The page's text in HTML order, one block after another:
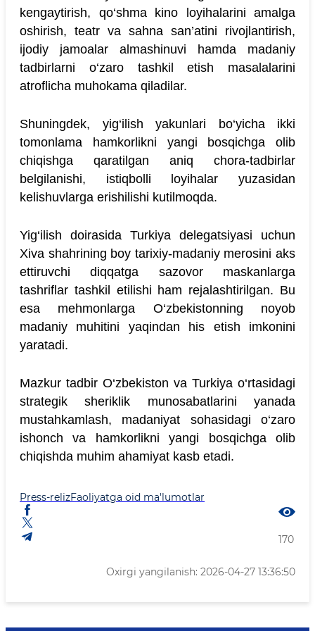
kengaytirish, qo‘shma kino loyihalarini amalga
oshirish, teatr va sahna san’atini rivojlantirish,
ijodiy jamoalar almashinuvi hamda madaniy
tadbirlarni o‘zaro tashkil etish masalalarini
atroflicha muhokama qiladilar.
Shuningdek, yig‘ilish yakunlari bo‘yicha ikki
tomonlama hamkorlikni yangi bosqichga olib
chiqishga qaratilgan aniq chora-tadbirlar
belgilanishi, istiqbolli loyihalar yuzasidan
kelishuvlarga erishilishi kutilmoqda.
Yig‘ilish doirasida Turkiya delegatsiyasi uchun
Xiva shahrining boy tarixiy-madaniy merosini aks
ettiruvchi diqqatga sazovor maskanlarga
tashriflar tashkil etilishi ham rejalashtirilgan. Bu
esa mehmonlarga O‘zbekistonning noyob
madaniy muhitini yaqindan his etish imkonini
yaratadi.
Mazkur tadbir O‘zbekiston va Turkiya o‘rtasidagi
strategik sheriklik munosabatlarini yanada
mustahkamlash, madaniyat sohasidagi o‘zaro
ishonch va hamkorlikni yangi bosqichga olib
chiqishda muhim ahamiyat kasb etadi.
Press-relizFaoliyatga oid ma'lumotlar
170
Oxirgi yangilanish: 2026-04-27 13:36:50